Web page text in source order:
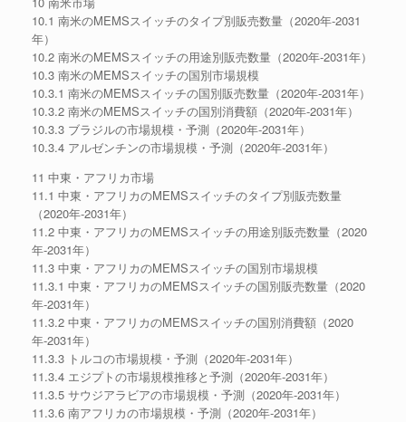
10.1 南米のMEMSスイッチのタイプ別販売数量（2020年-2031
年）
10.2 南米のMEMSスイッチの用途別販売数量（2020年-2031年）
10.3 南米のMEMSスイッチの国別市場規模
10.3.1 南米のMEMSスイッチの国別販売数量（2020年-2031年）
10.3.2 南米のMEMSスイッチの国別消費額（2020年-2031年）
10.3.3 ブラジルの市場規模・予測（2020年-2031年）
10.3.4 アルゼンチンの市場規模・予測（2020年-2031年）
11 中東・アフリカ市場
11.1 中東・アフリカのMEMSスイッチのタイプ別販売数量
（2020年-2031年）
11.2 中東・アフリカのMEMSスイッチの用途別販売数量（2020
年-2031年）
11.3 中東・アフリカのMEMSスイッチの国別市場規模
11.3.1 中東・アフリカのMEMSスイッチの国別販売数量（2020
年-2031年）
11.3.2 中東・アフリカのMEMSスイッチの国別消費額（2020
年-2031年）
11.3.3 トルコの市場規模・予測（2020年-2031年）
11.3.4 エジプトの市場規模推移と予測（2020年-2031年）
11.3.5 サウジアラビアの市場規模・予測（2020年-2031年）
11.3.6 南アフリカの市場規模・予測（2020年-2031年）